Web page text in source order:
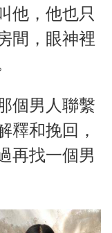
他，他也只
間，眼神裡
個男人聯繫
釋和挽回，
再找一個男